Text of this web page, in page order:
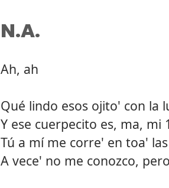
N.A.
Ah, ah
Qué lindo esos ojito' con la
Y ese cuerpecito es, ma, mi
Tú a mí me corre' en toa'
A vece' no me conozco,